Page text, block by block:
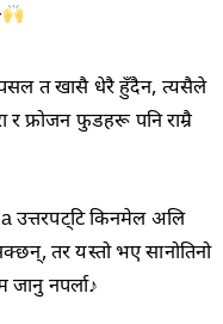
त खासै धेरै हुँदैन, त्यसैले
र फ्रोजन फुडहरू पनि राम्रै
किनमेल अलि
तर यस्तो भए सानोतिनो
नपर्ला♪